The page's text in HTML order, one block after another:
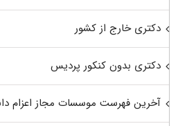
دکتری خارج از کشور
دکتری بدون کنکور پردیس
آخرین فهرست موسسات مجاز اعزام